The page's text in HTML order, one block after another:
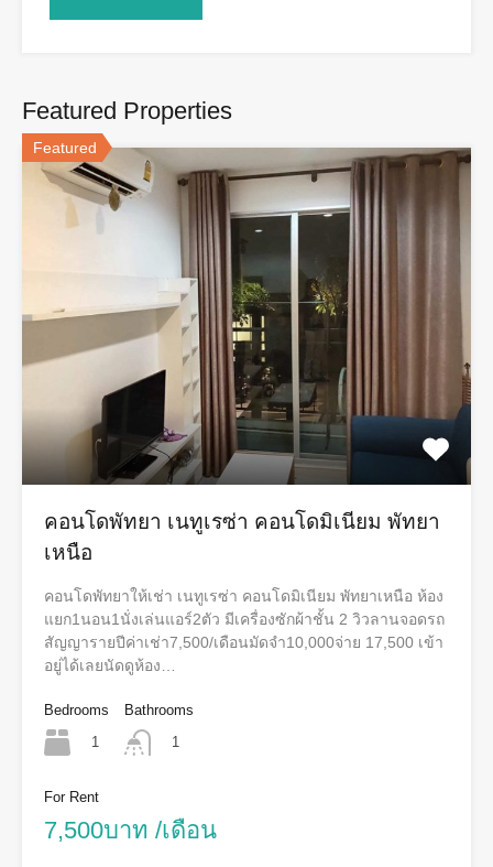
Featured Properties
Featured
คอนโดพัทยา เนทูเรซ่า คอนโดมิเนียม พัทยา
เหนือ
คอนโดพัทยาให้เช่า เนทูเรซ่า คอนโดมิเนียม พัทยาเหนือ ห้อง
แยก1นอน1นั่งเล่นแอร์2ตัว มีเครื่องซักผ้าชั้น 2 วิวลานจอดรถ
สัญญารายปีค่าเช่า7,500/เดือนมัดจำ10,000จ่าย 17,500 เข้า
อยู่ได้เลยนัดดูห้อง…
Bedrooms
1
Bathrooms
1
For Rent
7,500บาท /เดือน